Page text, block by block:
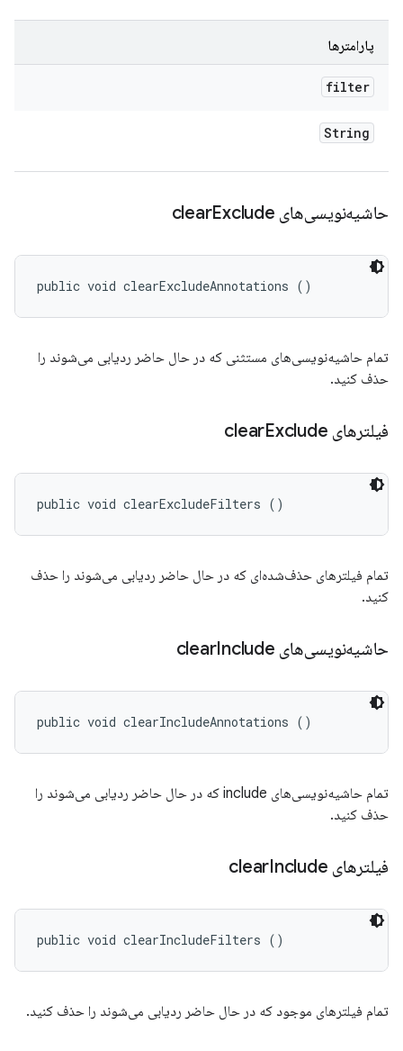
پارامترها
filter
String
حاشیه‌نویسی‌های clear Exclude
public void clearExcludeAnnotations ()
تمام حاشیه‌نویسی‌های مستثنی که در حال حاضر ردیابی می‌شوند را
حذف کنید.
فیلترهای clear Exclude
public void clearExcludeFilters ()
تمام فیلترهای حذف‌شده‌ای که در حال حاضر ردیابی می‌شوند را حذف
کنید.
حاشیه‌نویسی‌های clear Include
public void clearIncludeAnnotations ()
تمام حاشیه‌نویسی‌های include که در حال حاضر ردیابی می‌شوند را
حذف کنید.
فیلترهای clear Include
public void clearIncludeFilters ()
تمام فیلترهای موجود که در حال حاضر ردیابی می‌شوند را حذف کنید.